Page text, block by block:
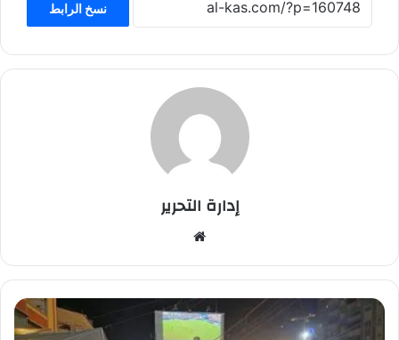
نسخ الرابط
إدارة التحرير
الوي
ب
ك